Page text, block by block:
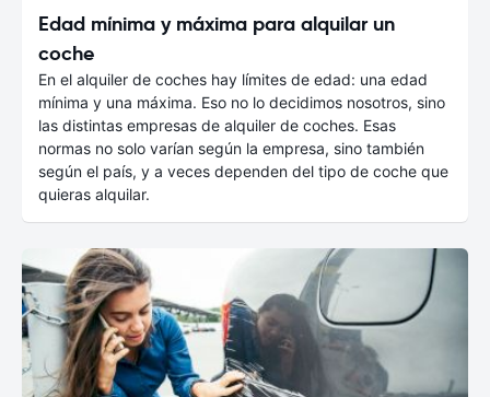
Edad mínima y máxima para alquilar un
coche
En el alquiler de coches hay límites de edad: una edad
mínima y una máxima. Eso no lo decidimos nosotros, sino
las distintas empresas de alquiler de coches. Esas
normas no solo varían según la empresa, sino también
según el país, y a veces dependen del tipo de coche que
quieras alquilar.